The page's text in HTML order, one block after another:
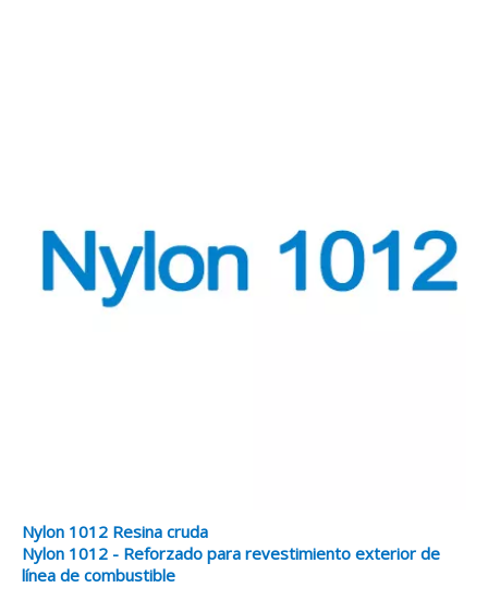
Nylon 1012 Resina cruda
Nylon 1012 - Reforzado para revestimiento exterior de
línea de combustible